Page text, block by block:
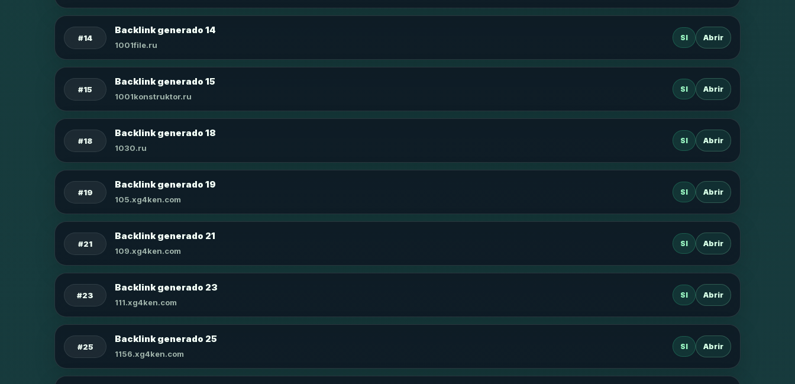
#14
Backlink generado 14
1001file.ru
SI Abrir
#15
Backlink generado 15
1001konstruktor.ru
SI Abrir
#18
Backlink generado 18
1030.ru
SI Abrir
#19
Backlink generado 19
105.xg4ken.com
SI Abrir
#21
Backlink generado 21
109.xg4ken.com
SI Abrir
#23
Backlink generado 23
111.xg4ken.com
SI Abrir
#25
Backlink generado 25
1156.xg4ken.com
SI Abrir